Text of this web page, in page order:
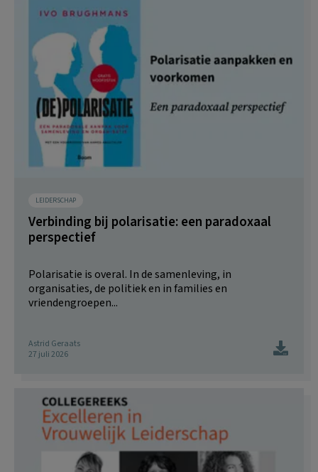
LEIDERSCHAP
Verbinding bij polarisatie: een paradoxaal
perspectief
Polarisatie is overal. In de samenleving, in
organisaties, de politiek en in families en
vriendengroepen...
Astrid Geraats
27 juli 2026